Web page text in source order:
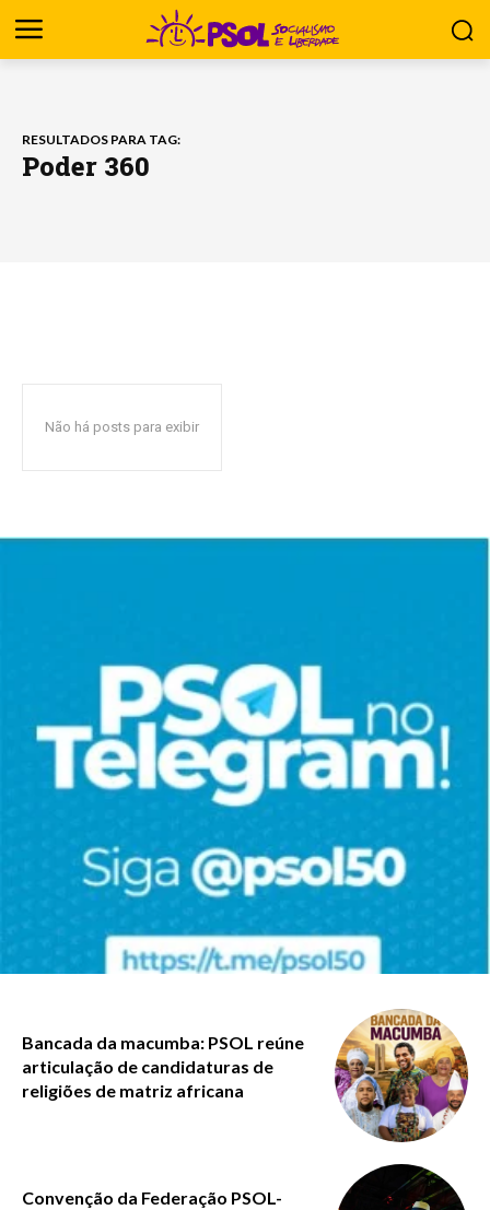
RESULTADOS PARA TAG:
Poder 360
Não há posts para exibir
Bancada da macumba: PSOL reúne
articulação de candidaturas de
religiões de matriz africana
Convenção da Federação PSOL-